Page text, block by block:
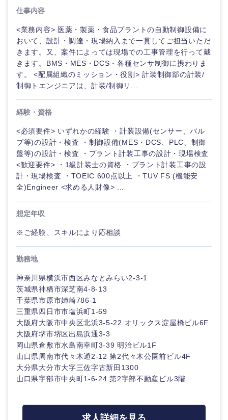
甲信越・北陸
新潟県
石川県
仕事内容
<業務内容> 医薬・製薬・食品プラントの自動制御設備に
おいて、設計・調達・現場納入まで一貫してご担当いただ
きます。又、案件によっては現場での工事管理を行って戴
きます。BMS・MES・DCS・各種センサ制御に携わりま
す。 <配属組織のミッション・役割> 計装制御部の計装/
制御トエンジニアは、計装/制御リ...
経験・資格
<必須要件> いずれかの経験 ・計装設備(センサー、バル
ブ等)の設計・検査 ・制御設備(MES・DCS、PLC、制御
盤等)の設計・検査 ・プラント計装工事の設計・現場検査
<歓迎要件> ・1級計装士の資格 ・プラント計装工事の設
計・現場検査 ・TOEIC 600点以上 ・TUV FS (機能安
全)Engineer <求める人財像> ...
想定年収
※ご経験、スキルにより応相談
勤務地
神奈川県横浜市西区みなとみらい2-3-1
茨城県神栖市深芝南4-8-13
千葉県市原市姉崎786-1
三重県四日市市塩浜町1-69
大阪府大阪市中央区北浜3-5-22 オリックス淀屋橋ビル6F
大阪府堺市堺区出島浜通3-3
岡山県倉敷市水島南幸町3-39 明治ビル1F
山口県周南市代々木通2-12 第2代々木公園前ビル4F
大分県大分市大字三佐字古新田1300
山口県宇部市中央町1-6-24 第2宇部不動産ビル3階
求人詳細を見る